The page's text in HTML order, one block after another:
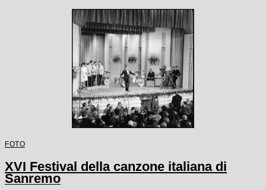
FOTO
XVI Festival della canzone italiana di
Sanremo